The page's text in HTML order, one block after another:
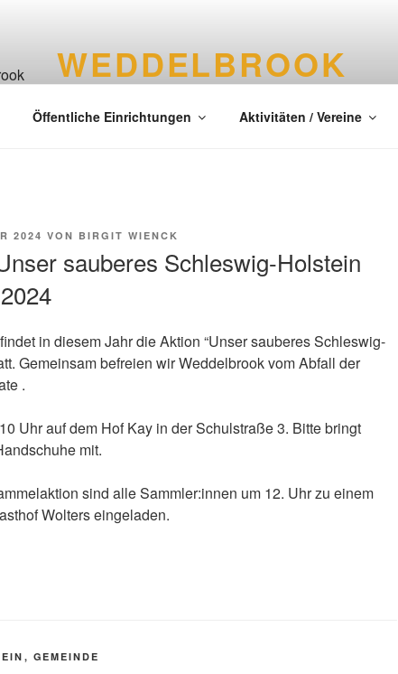
WEDDELBROOK
Öffentliche Einrichtungen Aktivitäten / Vereine
2024 VON BIRGIT WIENCK
sauberes Schleswig-Holstein
in diesem Jahr die Aktion “Unser sauberes Schleswig-
Gemeinsam befreien wir Weddelbrook vom Abfall der
.
Uhr auf dem Hof Kay in der Schulstraße 3. Bitte bringt
mit.
sind alle Sammler:innen um 12. Uhr zu einem
Wolters eingeladen.
, GEMEINDE